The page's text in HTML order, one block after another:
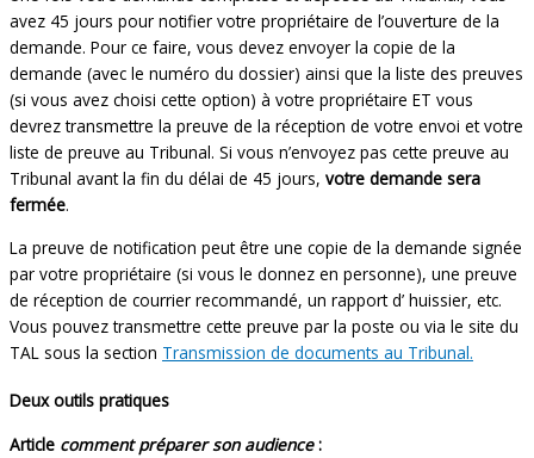
avez 45 jours pour notifier votre propriétaire de l’ouverture de la
demande. Pour ce faire, vous devez envoyer la copie de la
demande (avec le numéro du dossier) ainsi que la liste des preuves
(si vous avez choisi cette option) à votre propriétaire ET vous
devrez transmettre la preuve de la réception de votre envoi et votre
liste de preuve au Tribunal. Si vous n’envoyez pas cette preuve au
Tribunal avant la fin du délai de 45 jours, votre demande sera
fermée.
La preuve de notification peut être une copie de la demande signée
par votre propriétaire (si vous le donnez en personne), une preuve
de réception de courrier recommandé, un rapport d’ huissier, etc.
Vous pouvez transmettre cette preuve par la poste ou via le site du
TAL sous la section Transmission de documents au Tribunal.
Deux outils pratiques
Article comment préparer son audience: